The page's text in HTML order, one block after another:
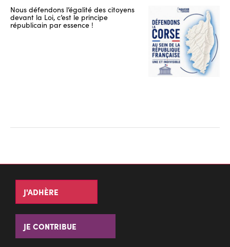
Nous défendons l’égalité des citoyens
devant la Loi, c’est le principe
républicain par essence !
J'ADHÈRE
JE CONTRIBUE